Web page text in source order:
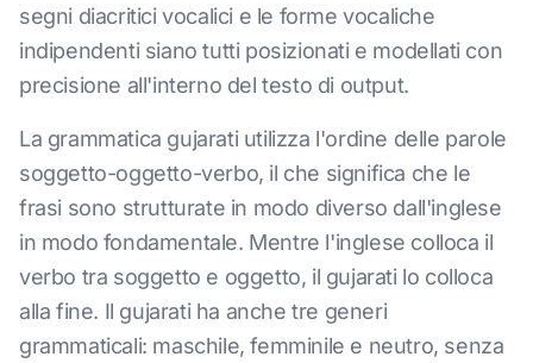
segni diacritici vocalici e le forme vocaliche
indipendenti siano tutti posizionati e modellati con
precisione all'interno del testo di output.
La grammatica gujarati utilizza l'ordine delle parole
soggetto-oggetto-verbo, il che significa che le
frasi sono strutturate in modo diverso dall'inglese
in modo fondamentale. Mentre l'inglese colloca il
verbo tra soggetto e oggetto, il gujarati lo colloca
alla fine. Il gujarati ha anche tre generi
grammaticali: maschile, femminile e neutro, senza